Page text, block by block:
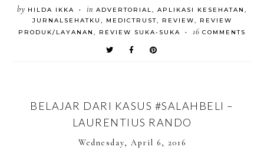
by HILDA IKKA • in ADVERTORIAL, APLIKASI KESEHATAN ,
JURNALSEHATKU , MEDICTRUST, REVIEW,
REVIEW
PRODUK/LAYANAN , REVIEW SUKA-SUKA • 16 COMMENTS
BELAJAR DARI KASUS #SALAHBELI –
LAURENTIUS RANDO
Wednesday, April 6, 2016